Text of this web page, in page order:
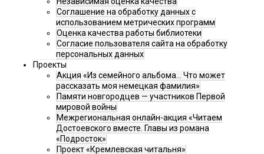
Соглашение на обработку данных с
использованием метрических программ
Оценка качества работы библиотеки
Согласие пользователя сайта на обработку
персональных данных
Проекты
Акция «Из семейного альбома... Что может
рассказать моя немецкая фамилия»
Памяти новгородцев — участников Первой
мировой войны
Межрегиональная онлайн-акция «Читаем
Достоевского вместе. Главы из романа
«Подросток»
Проект «Кремлевская читальня»